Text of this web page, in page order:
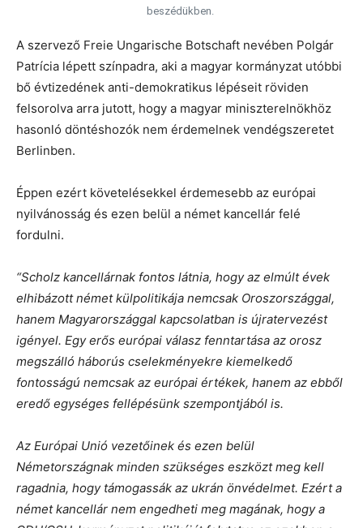
beszédükben.
A szervező Freie Ungarische Botschaft nevében Polgár
Patrícia lépett színpadra, aki a magyar kormányzat utóbbi
bő évtizedének anti-demokratikus lépéseit röviden
felsorolva arra jutott, hogy a magyar miniszterelnökhöz
hasonló döntéshozók nem érdemelnek vendégszeretet
Berlinben.
Éppen ezért követelésekkel érdemesebb az európai
nyilvánosság és ezen belül a német kancellár felé
fordulni.
“Scholz kancellárnak fontos látnia, hogy az elmúlt évek
elhibázott német külpolitikája nemcsak Oroszországgal,
hanem Magyarországgal kapcsolatban is újratervezést
igényel. Egy erős európai válasz fenntartása az orosz
megszálló háborús cselekményekre kiemelkedő
fontosságú nemcsak az európai értékek, hanem az ebből
eredő egységes fellépésünk szempontjából is.
Az Európai Unió vezetőinek és ezen belül
Németországnak minden szükséges eszközt meg kell
ragadnia, hogy támogassák az ukrán önvédelmet. Ezért a
német kancellár nem engedheti meg magának, hogy a